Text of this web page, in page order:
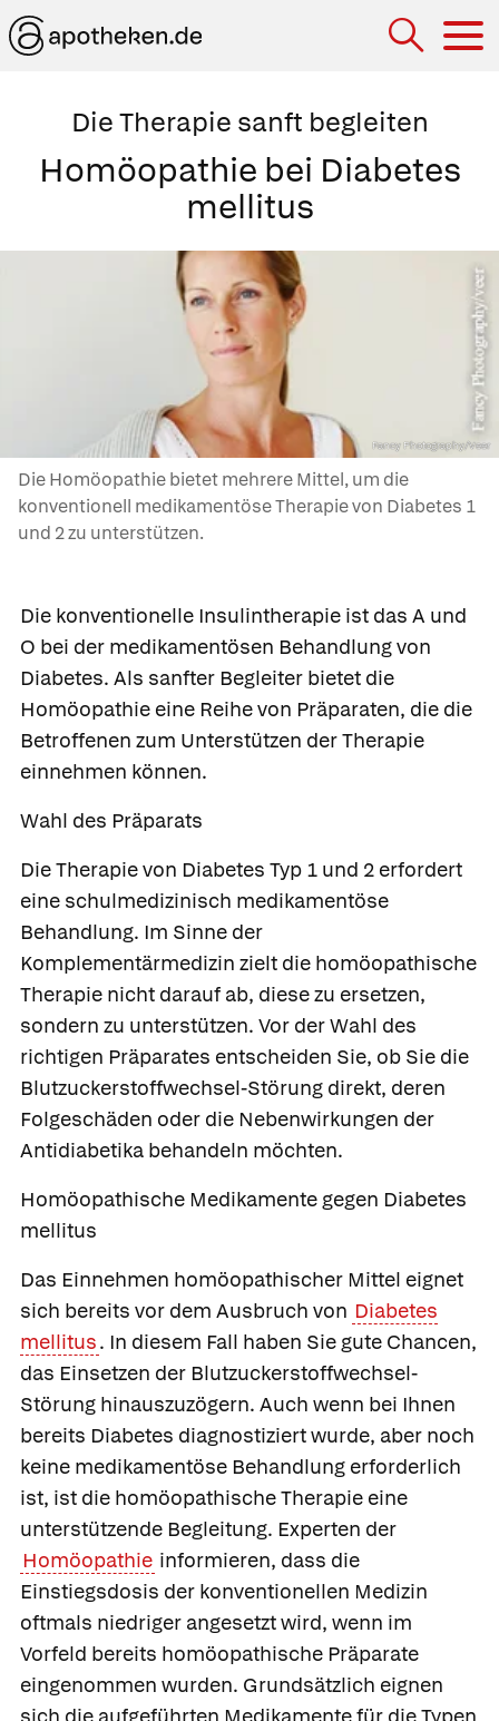
Die Therapie sanft begleiten
Homöopathie bei Diabetes
mellitus
Fancy Photography/Veer
Die Homöopathie bietet mehrere Mittel, um die
konventionell medikamentöse Therapie von Diabetes 1
und 2 zu unterstützen.
Die konventionelle Insulintherapie ist das A und
O bei der medikamentösen Behandlung von
Diabetes. Als sanfter Begleiter bietet die
Homöopathie eine Reihe von Präparaten, die die
Betroffenen zum Unterstützen der Therapie
einnehmen können.
Wahl des Präparats
Die Therapie von Diabetes Typ 1 und 2 erfordert
eine schulmedizinisch medikamentöse
Behandlung. Im Sinne der
Komplementärmedizin zielt die homöopathische
Therapie nicht darauf ab, diese zu ersetzen,
sondern zu unterstützen. Vor der Wahl des
richtigen Präparates entscheiden Sie, ob Sie die
Blutzuckerstoffwechsel-Störung direkt, deren
Folgeschäden oder die Nebenwirkungen der
Antidiabetika behandeln möchten.
Homöopathische Medikamente gegen Diabetes
mellitus
Das Einnehmen homöopathischer Mittel eignet
sich bereits vor dem Ausbruch von Diabetes
mellitus. In diesem Fall haben Sie gute Chancen,
das Einsetzen der Blutzuckerstoffwechsel-
Störung hinauszuzögern. Auch wenn bei Ihnen
bereits Diabetes diagnostiziert wurde, aber noch
keine medikamentöse Behandlung erforderlich
ist, ist die homöopathische Therapie eine
unterstützende Begleitung. Experten der
Homöopathie informieren, dass die
Einstiegsdosis der konventionellen Medizin
oftmals niedriger angesetzt wird, wenn im
Vorfeld bereits homöopathische Präparate
eingenommen wurden. Grundsätzlich eignen
sich die aufgeführten Medikamente für die Typen